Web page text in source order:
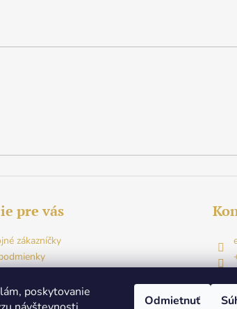
poskytovanie
Odmietnuť
pre vás
zákazníčky
od zmluvy